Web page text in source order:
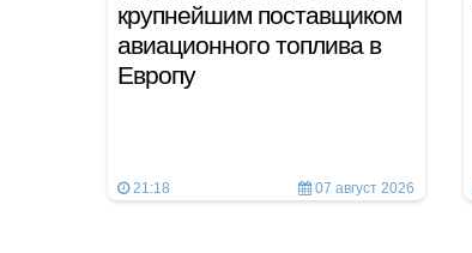
крупнейшим поставщиком
авиационного топлива в
Европу
21:18 07 август 2026